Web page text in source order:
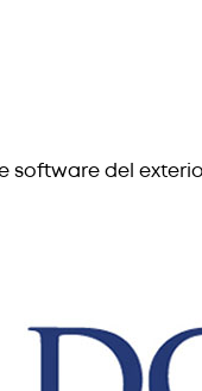
software del